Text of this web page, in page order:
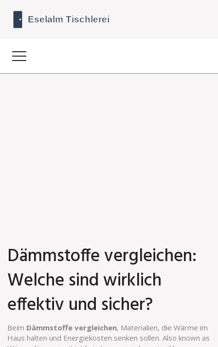
Dämmstoffe vergleichen:
Welche sind wirklich
effektiv und sicher?
Beim Dämmstoffe vergleichen, Materialien, die Wärme im
Haus halten und Energiekosten senken sollen. Also known as